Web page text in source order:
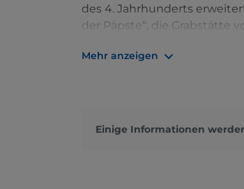
des 4. Jahrhunderts
der Päpste“, die Grabstätte
die zu Ehren der Päpste
zwischen der Mitte des 4.
Haupteingänge zugänglich:
Mehr anzeigen
Einige Informationen